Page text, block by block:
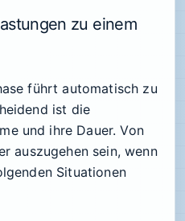
zu einem
führt automatisch zu
ist die
und ihre Dauer. Von
auszugehen sein, wenn
Situationen